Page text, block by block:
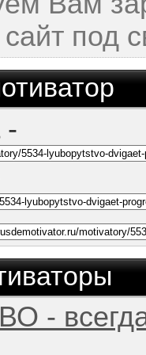
под
-
- всегда